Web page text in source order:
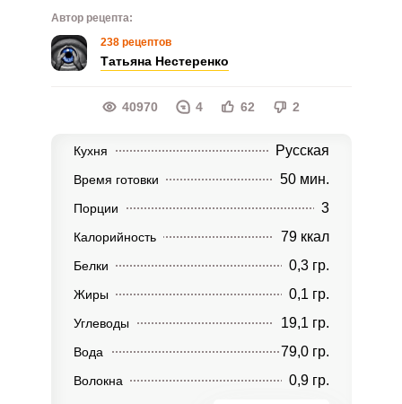
Автор рецепта:
238 рецептов
Татьяна Нестеренко
40970 4 62 2
Кухня Русская
Время готовки 50 мин.
Порции 3
Калорийность 79 ккал
Белки 0,3 гр.
Жиры 0,1 гр.
Углеводы 19,1 гр.
Вода 79,0 гр.
Волокна 0,9 гр.